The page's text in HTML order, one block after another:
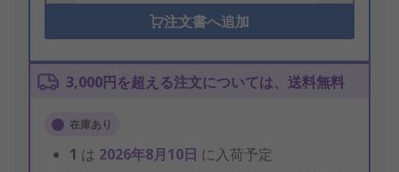
注文書へ追加
3,000円を超える注文については、送料無料
在庫あり
1 は 2026年8月10日 に入荷予定